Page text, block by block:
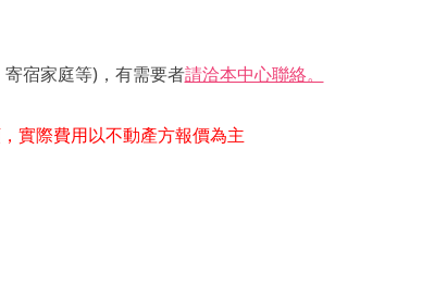
宿家庭等)，有需要者請洽本中心聯絡。
實際費用以不動產方報價為主